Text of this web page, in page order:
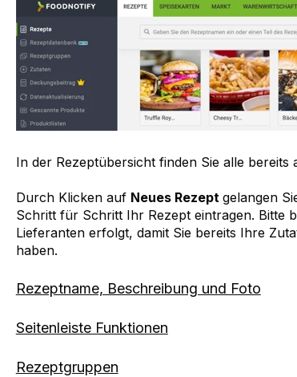
In der Rezeptübersicht finden Sie alle bereits
Durch Klicken auf Neues Rezept gelangen
Schritt für Schritt Ihr Rezept eintragen. Bitte
Lieferanten erfolgt, damit Sie bereits Ihre
haben.
Rezeptname, Beschreibung und Foto
Seitenleiste Funktionen
Rezeptgruppen